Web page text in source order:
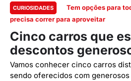
CURIOSIDADES
Tem opções para
precisa correr para aproveitar
Cinco carros que
descontos
Vamos conhecer cinco carros
sendo oferecidos com